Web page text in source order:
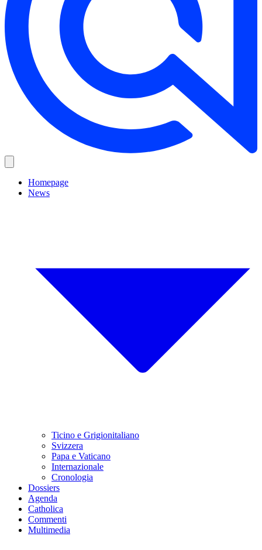
Homepage
News
Ticino e Grigionitaliano
Svizzera
Papa e Vaticano
Internazionale
Cronologia
Dossiers
Agenda
Catholica
Commenti
Multimedia